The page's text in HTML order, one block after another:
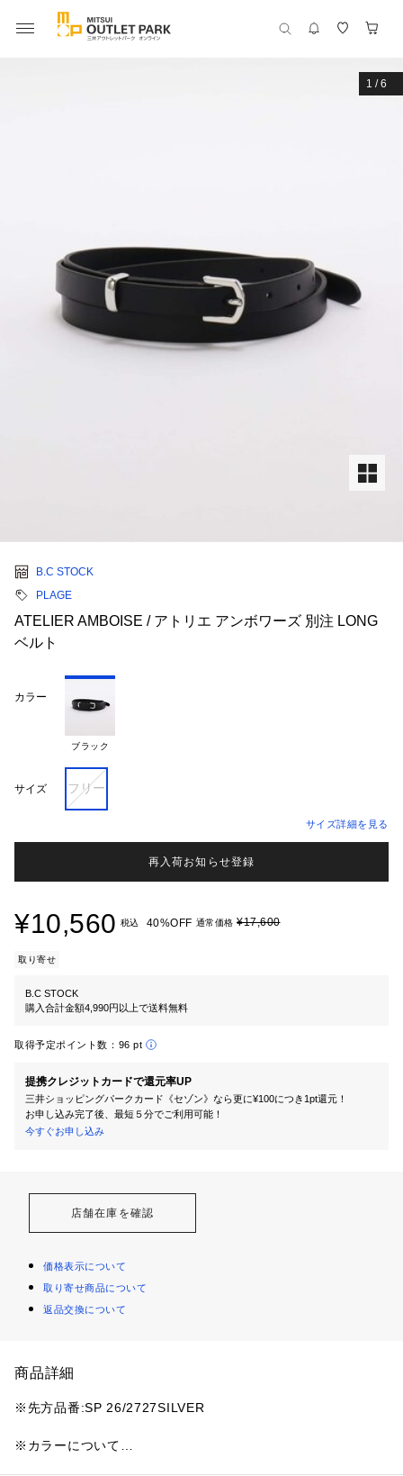
1 /6
B.C STOCK
PLAGE
ATELIER AMBOISE / アトリエ アンボワーズ 別注 LONG
ベルト
カラー
ブラック
サイズ フリー
サイズ詳細を見る
再入荷お知らせ登録
¥10,560 税込 40%OFF 通常価格 ¥17,600
取り寄せ
B.C STOCK
購入合計金額4,990円以上で送料無料
取得予定ポイント数： 96 pt
提携クレジットカードで還元率UP
三井ショッピングパークカード《セゾン》なら更に¥100につき1pt還元！
お申し込み完了後、最短５分でご利用可能！
今すぐお申し込み
店舗在庫を確認
価格表示について
取り寄せ商品について
返品交換について
商品詳細
※先方品番:SP 26/2727SILVER
※カラーについて